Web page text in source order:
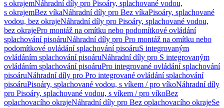
s okrajemNáhradní díly pro Pisoáry, splachované vodou,
s okrajemBez víkaNáhradní díly pro Bez víkaPisoáry, splachované
vodou, bez okrajeNáhradní díly pro Pisoáry, splachované vodou,
bez okrajePro montáž na omítku nebo podomítkové ovládání
splachování pisoáruNáhradní díly pro Pro montáž na omítku nebo
podomítkové ovládání splachování pisoáruS integrovaným
ovládáním splachování pisoáruNáhradní díly pro S integrovaným
ovládáním splachování pisoáruPro integrované ovládání splachování
pisoáruNáhradní díly pro Pro integrované ovládání splachování
pisoáruPisoáry, splachované vodou, s víkem / pro víkoNáhradní díly
pro Pisoáry, splachované vodou, s víkem / pro víkoBez
oplachovacího okrajeNáhradní díly pro Bez oplachovacího okrajeSe